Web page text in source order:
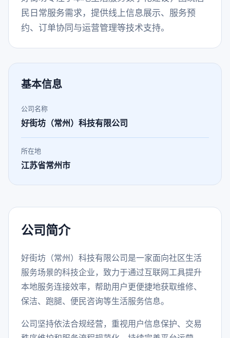
民日常服务需求，提供线上信息展示、服务预
约、订单协同与运营管理等技术支持。
基本信息
公司名称
好街坊（常州）科技有限公司
所在地
江苏省常州市
公司简介
好街坊（常州）科技有限公司是一家面向社区生活
服务场景的科技企业，致力于通过互联网工具提升
本地服务连接效率，帮助用户更便捷地获取维修、
保洁、跑腿、便民咨询等生活服务信息。
公司坚持依法合规经营，重视用户信息保护、交易